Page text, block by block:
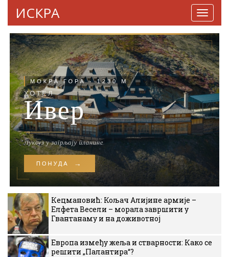
ИСКРА
Кецмановић: Кољач Алијине армије –
Елфета Весели – морала завршити у
Гвантанаму и на доживотној
Европа између жеља и стварности: Како се
решити „Палантира“?